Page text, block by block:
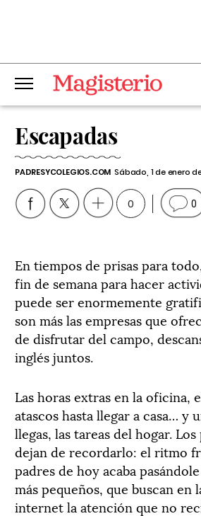
Escapadas
PADRESYCOLEGIOS.COM Sábado, 1 de enero
0 0
En tiempos de prisas para
fin de semana para hacer
puede ser enormemente
son más las empresas que
de disfrutar del campo,
inglés juntos.
Las horas extras en la oficina,
atascos hasta llegar a casa… y
llegas, las tareas del hogar.
dejan de recordarlo: el ritmo
padres de hoy acaba
más pequeños, que buscan en
internet la atención que no